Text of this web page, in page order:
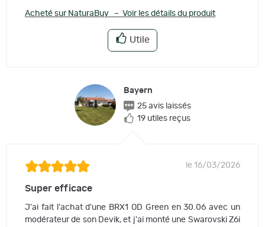
Acheté sur NaturaBuy – Voir les détails du produit
Utile
Bayern
25 avis laissés
19 utiles reçus
le 16/03/2026
Super efficace
J'ai fait l'achat d'une BRX1 OD Green en 30.06 avec un
modérateur de son Devik, et j'ai monté une Swarovski Z6i